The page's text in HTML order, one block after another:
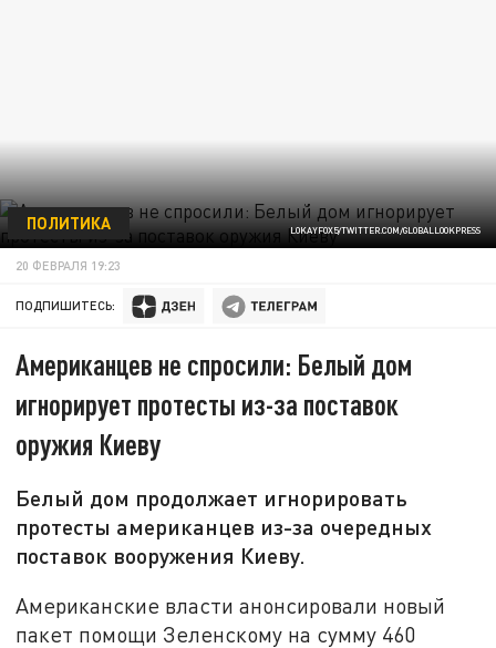
LOKAYFOX5/TWITTER.COM/GLOBALLOOKPRESS
ПОЛИТИКА
20 ФЕВРАЛЯ 19:23
ПОДПИШИТЕСЬ:
Американцев не спросили: Белый дом
игнорирует протесты из-за поставок
оружия Киеву
Белый дом продолжает игнорировать
протесты американцев из-за очередных
поставок вооружения Киеву.
Американские власти анонсировали новый
пакет помощи Зеленскому на сумму 460